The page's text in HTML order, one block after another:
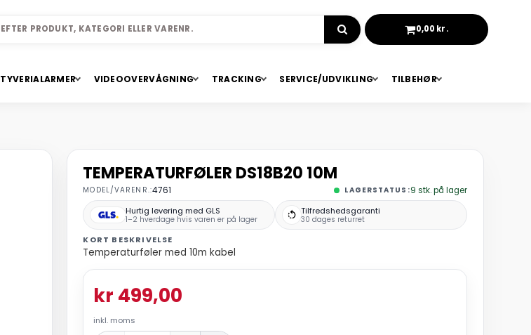
KURV
0,00 kr.
TYVERIALARMER VIDEOOVERVÅGNING TRACKING SERVICE/UDVIKLING TILBEHØR
TEMPERATURFØLER DS18B20 10M
MODEL/VARENR.:4761 LAGERSTATUS:9 stk. på lager
Hurtig levering med GLS
1–2 hverdage hvis varen er på lager
Tilfredshedsgaranti
30 dages returret
KORT BESKRIVELSE
Temperaturføler med 10m kabel
kr 499,00
inkl. moms